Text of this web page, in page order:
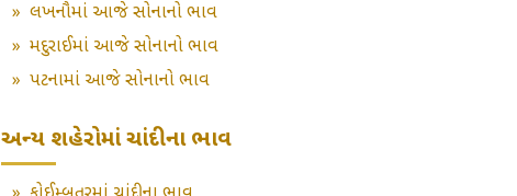
» લખનૌમાં આજે સોનાનો ભાવ
» મદુરાઈમાં આજે સોનાનો ભાવ
» પટનામાં આજે સોનાનો ભાવ
અન્ય શહેરોમાં ચાંદીના ભાવ